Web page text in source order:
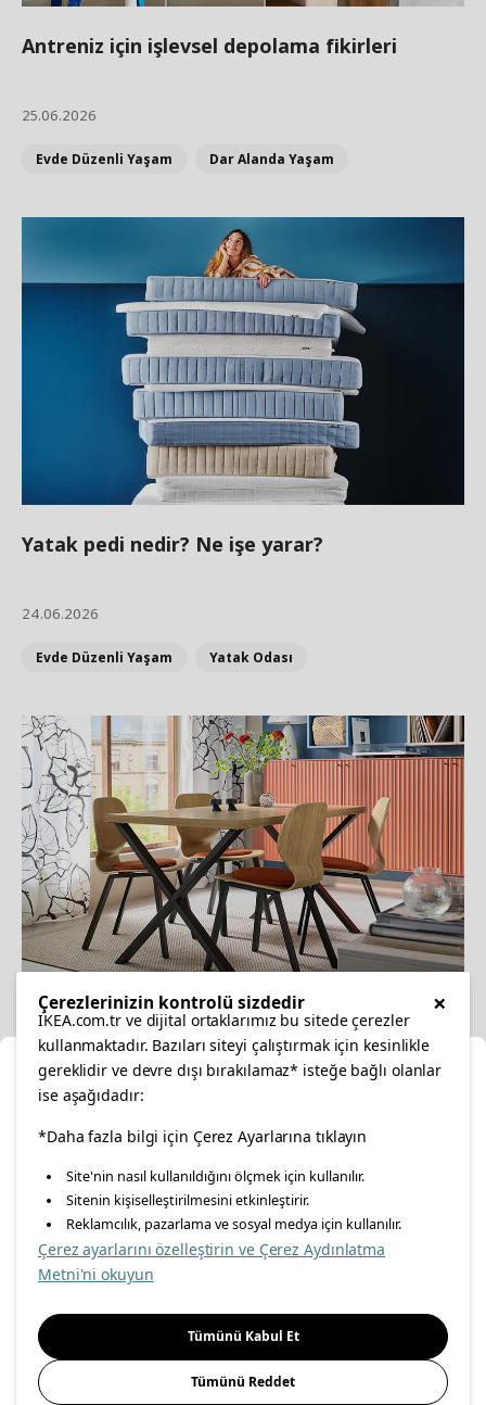
Antreniz için işlevsel depolama fikirleri
25.06.2026
Evde Düzenli Yaşam Dar Alanda Yaşam
Yatak pedi nedir? Ne işe yarar?
24.06.2026
Evde Düzenli Yaşam Yatak Odası
Kırmızı-kahverengi tonlarında dekore edilmiş
bir yemek odası
Konumunuzu Seçin
İnternetten vereceğiniz siparişlerinizde size özel hizmet ve
içerikleri görebilmek için lütfen konumuzu seçin.
İl seçiniz
Seçiniz
×
Çerezlerinizin kontrolü sizdedir
IKEA.com.tr ve dijital ortaklarımız bu sitede çerezler
kullanmaktadır. Bazıları siteyi çalıştırmak için kesinlikle
gereklidir ve devre dışı bırakılamaz* isteğe bağlı olanlar
ise aşağıdadır:
*Daha fazla bilgi için Çerez Ayarlarına tıklayın
Site'nin nasıl kullanıldığını ölçmek için kullanılır.
Sitenin kişiselleştirilmesini etkinleştirir.
Reklamcılık, pazarlama ve sosyal medya için kullanılır.
Çerez ayarlarını özelleştirin ve Çerez Aydınlatma
Metni'ni okuyun
Tümünü Kabul Et
Tümünü Reddet